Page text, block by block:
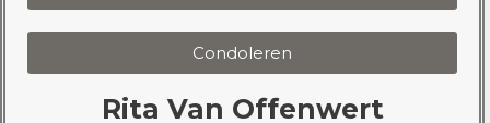
Condoleren
Rita Van Offenwert